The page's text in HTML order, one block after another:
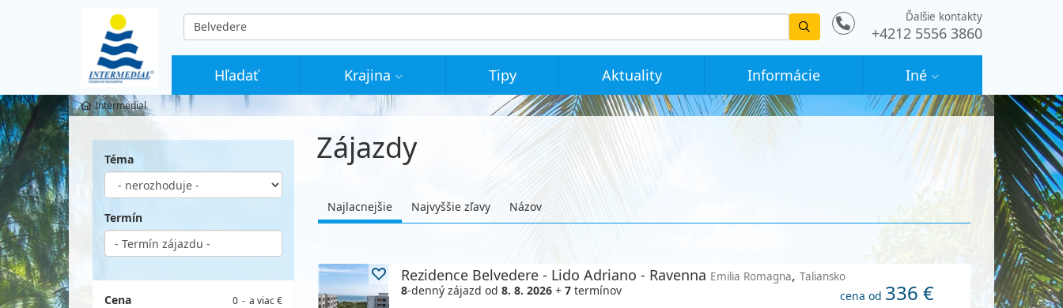
co
hledáte
Vyhledat
Ďalšie kontakty
+4212 5556 3860
Hľadať Krajina Tipy Aktuality Informácie Iné
Intermedial
Zájazdy
Téma
Termín
Cena 0 a viac €
Najlacnejšie Najvyššie zľavy Názov
Rezidence Belvedere - Lido Adriano - Ravenna Emilia Romagna, Taliansko
8-denný zájazd od 8. 8. 2026 + 7 termínov cena od 336 €